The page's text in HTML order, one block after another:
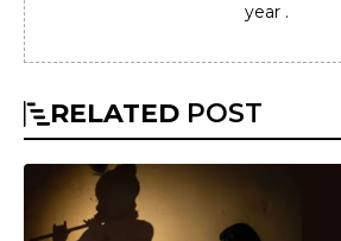
year .
RELATED POST